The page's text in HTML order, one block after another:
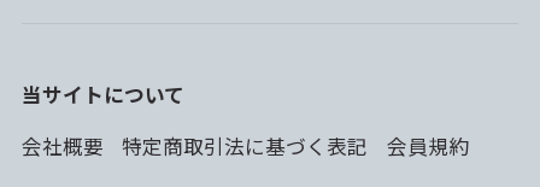
当サイトについて
会社概要
特定商取引法に基づく表記
会員規約